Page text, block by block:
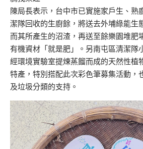
陳局長表示，台中市已實施家戶生、熟
潔隊回收的生廚餘，將送去外埔綠能生
而其所產生的沼渣，再送至餘樂園堆肥
有機資材「就是肥」。另南屯區清潔隊
經環境實驗室提煉蒸餾而成的天然性植
特產，特別搭配此次彩色筆募集活動，
及垃圾分類的支持。